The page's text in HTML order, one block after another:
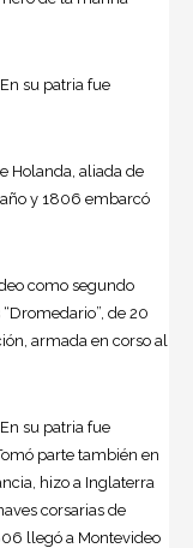
su patria fue
Holanda, aliada de
y 1806 embarcó
como segundo
de 20
armada en corso al
su patria fue
parte también en
hizo a Inglaterra
corsarias de
llegó a Montevideo